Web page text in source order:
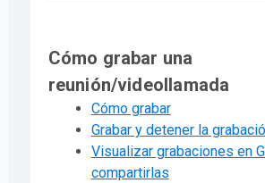
Cómo grabar una
reunión/videollamada
Cómo grabar
Grabar y detener la
Visualizar grabaciones en
compartirlas